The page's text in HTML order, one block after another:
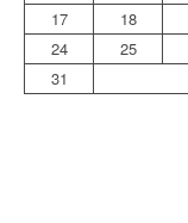
17
18
24
25
31